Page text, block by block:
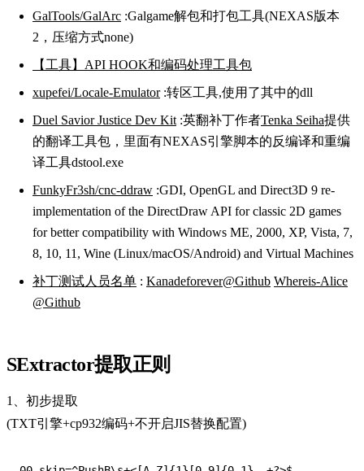
GalTools/GalArc :Galgame解包和打包工具(NEXAS版本
2，压缩方式none)
【工具】API HOOK和编码处理工具包
xupefei/Locale-Emulator:转区工具,使用了其中的dll
Duel Savior Justice Dev Kit :英翻补丁作者Tenka Seiha提供
的翻译工具包，里面有NEXAS引擎脚本的反编译和重编
译工具dstool.exe
FunkyFr3sh/cnc-ddraw :GDI, OpenGL and Direct3D 9 re-
implementation of the DirectDraw API for classic 2D games
for better compatibility with Windows ME, 2000, XP, Vista, 7,
8, 10, 11, Wine (Linux/macOS/Android) and Virtual Machines
补丁测试人员名单 : Kanadeforever@Github Whereis-Alice
@Github
SExtractor提取正则
1、初步提取
(TXT引擎+cp932编码+不开启JIS替换配置)